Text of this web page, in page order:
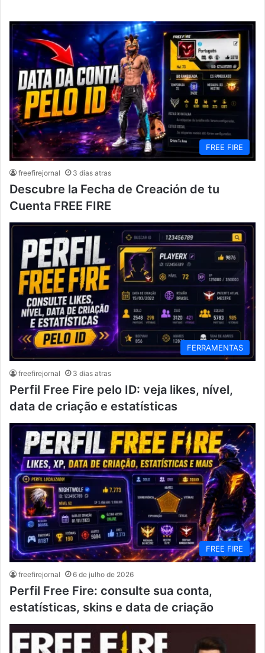
FREE FIRE
freefirejornal 3 dias atras
Descubre la Fecha de Creación de tu
Cuenta FREE FIRE
FERRAMENTAS
freefirejornal 3 dias atras
Perfil Free Fire pelo ID: veja likes, nível,
data de criação e estatísticas
FREE FIRE
freefirejornal 6 de julho de 2026
Perfil Free Fire: consulte sua conta,
estatísticas, skins e data de criação